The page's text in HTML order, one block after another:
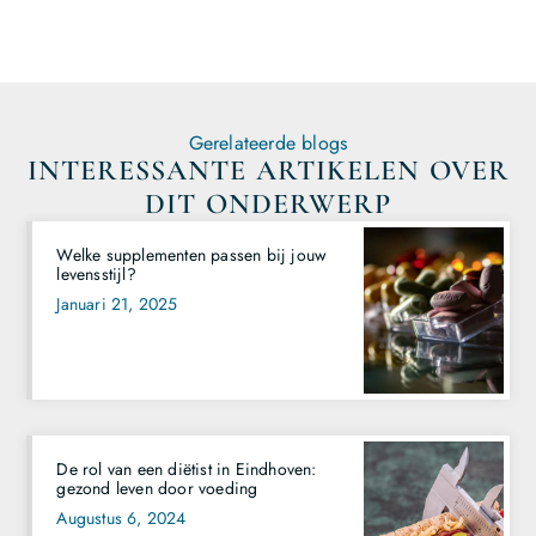
Gerelateerde blogs
INTERESSANTE ARTIKELEN OVER
DIT ONDERWERP
Welke supplementen passen bij jouw
levensstijl?
Januari 21, 2025
De rol van een diëtist in Eindhoven:
gezond leven door voeding
Augustus 6, 2024